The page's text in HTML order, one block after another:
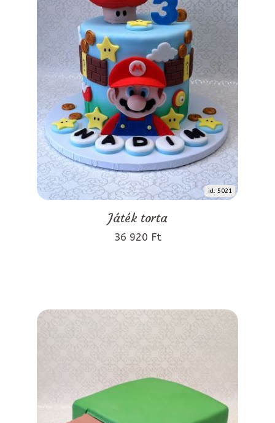
id: 5021
Játék torta
36 920 Ft